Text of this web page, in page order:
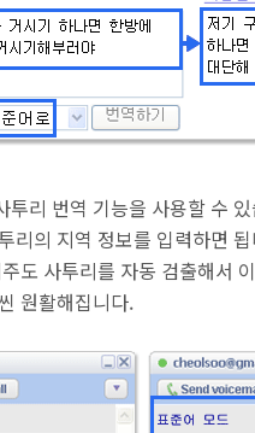
투리 번역 기능을 사용할 수
리의 지역 정보를 입력하면
도 사투리를 자동 검출해서
원활해집니다.